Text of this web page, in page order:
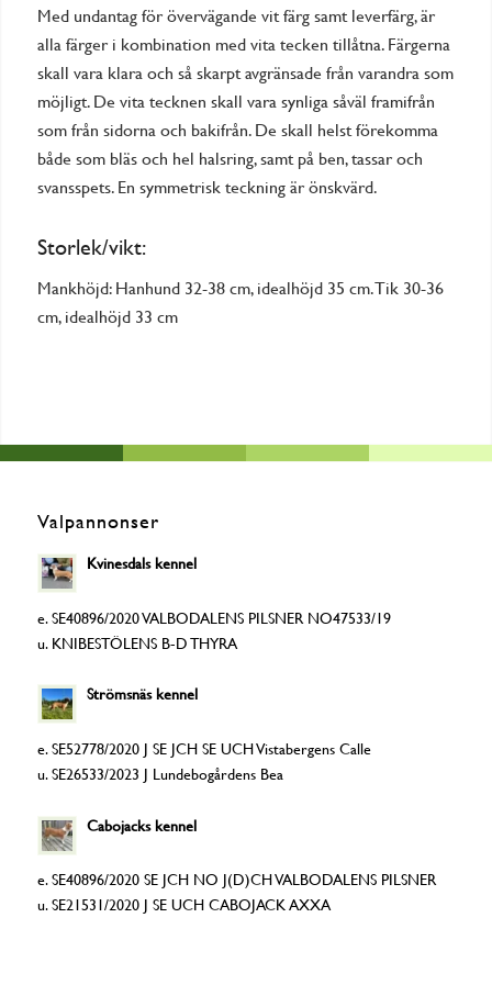
Med undantag för övervägande vit färg samt leverfärg, är
alla färger i kombination med vita tecken tillåtna. Färgerna
skall vara klara och så skarpt avgränsade från varandra som
möjligt. De vita tecknen skall vara synliga såväl framifrån
som från sidorna och bakifrån. De skall helst förekomma
både som bläs och hel halsring, samt på ben, tassar och
svansspets. En symmetrisk teckning är önskvärd.
Storlek/vikt:
Mankhöjd: Hanhund 32-38 cm, idealhöjd 35 cm. Tik 30-36
cm, idealhöjd 33 cm
Valpannonser
Kvinesdals kennel
e. SE40896/2020 VALBODALENS PILSNER NO47533/19
u. KNIBESTÖLENS B-D THYRA
Strömsnäs kennel
e. SE52778/2020 J SE JCH SE UCH Vistabergens Calle
u. SE26533/2023 J Lundebogårdens Bea
Cabojacks kennel
e. SE40896/2020 SE JCH NO J(D)CH VALBODALENS PILSNER
u. SE21531/2020 J SE UCH CABOJACK AXXA